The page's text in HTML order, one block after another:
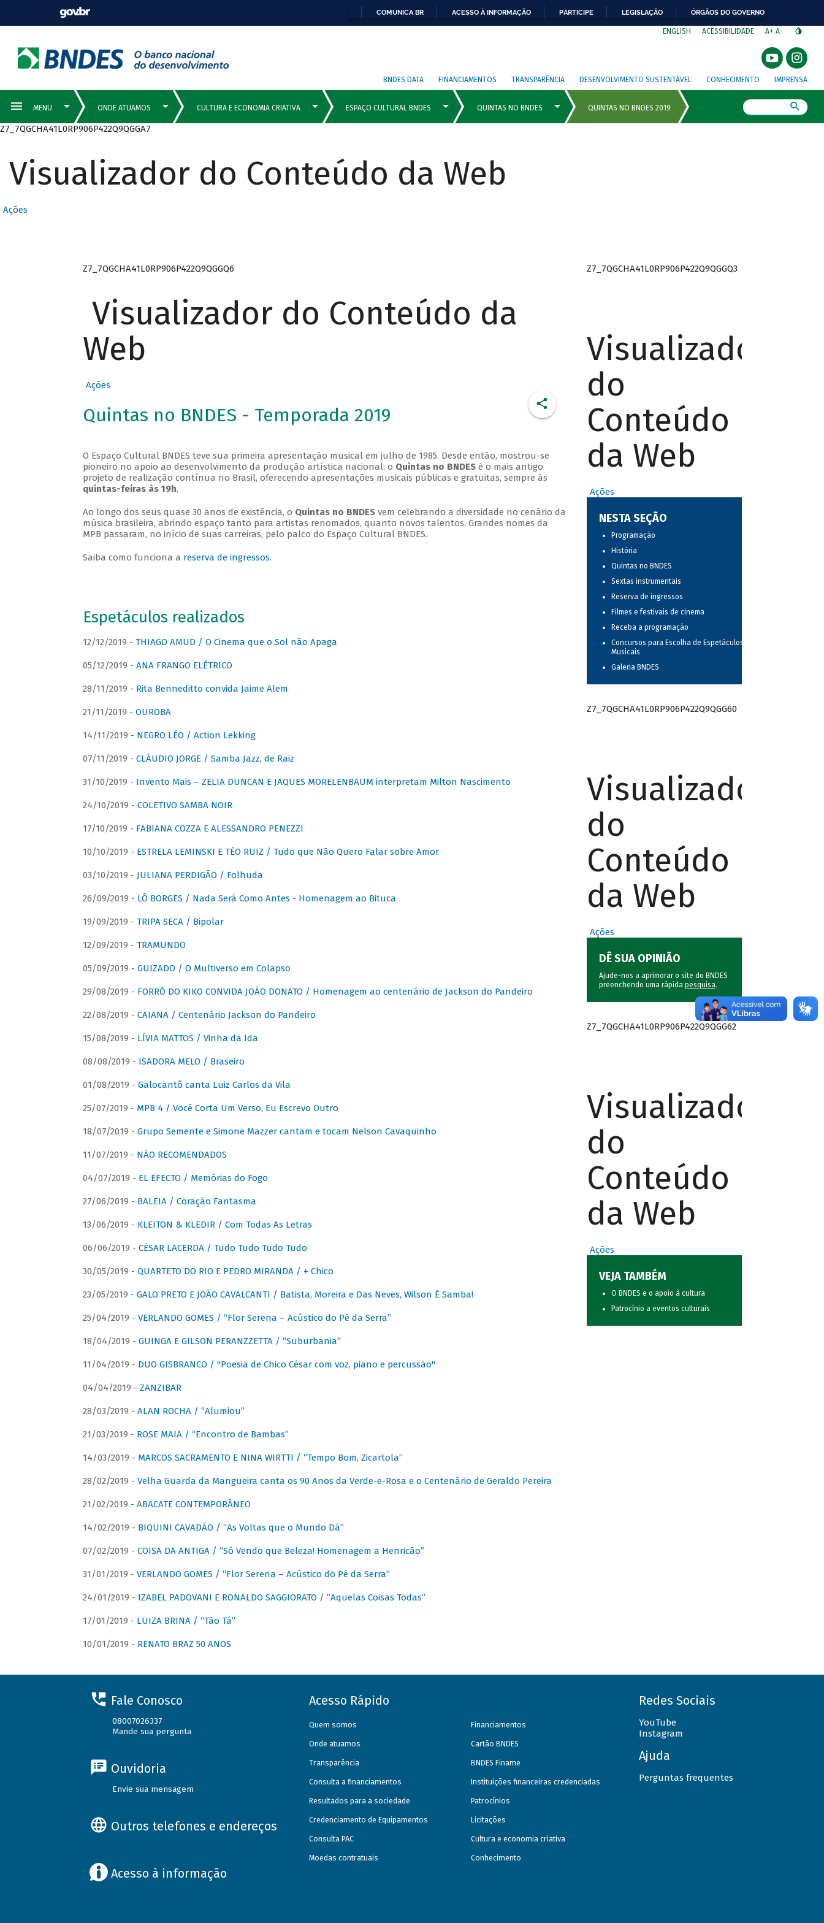
COMUNICA BR ACESSO À INFORMAÇÃO PARTICIPE LEGISLAÇÃO ÓRGÃOS DO GOVERNO
ENGLISH ACESSIBILIDADE A+ A-
BNDES DATA FINANCIAMENTOS TRANSPARÊNCIA DESENVOLVIMENTO SUSTENTÁVEL CONHECIMENTO IMPRENSA
Z7_7QGCHA41L0RP906P422Q9QGGA7
Visualizador do Conteúdo da Web
Ações
Z7_7QGCHA41L0RP906P422Q9QGGQ6
Visualizador do Conteúdo da
Web
Ações
Quintas no BNDES - Temporada 2019
O Espaço Cultural BNDES teve sua primeira apresentação musical em julho de 1985. Desde então, mostrou-se
pioneiro no apoio ao desenvolvimento da produção artística nacional: o Quintas no BNDESé o mais antigo
projeto de realização contínua no Brasil, oferecendo apresentações musicais públicas e gratuitas, sempre às
quintas-feiras às 19h.
Ao longo dos seus quase 30 anos de existência, o Quintas no BNDESvem celebrando a diversidade no cenário da
música brasileira, abrindo espaço tanto para artistas renomados, quanto novos talentos. Grandes nomes da
MPB passaram, no início de suas carreiras, pelo palco do Espaço Cultural BNDES.
Saiba como funciona a reserva de ingressos.
Espetáculos realizados
12/12/2019 - THIAGO AMUD / O Cinema que o Sol não Apaga
05/12/2019 - ANA FRANGO ELÉTRICO
28/11/2019 - Rita Benneditto convida Jaime Alem
21/11/2019 - OUROBA
14/11/2019 - NEGRO LÉO / Action Lekking
07/11/2019 - CLÁUDIO JORGE / Samba Jazz, de Raiz
31/10/2019 - Invento Mais – ZELIA DUNCAN E JAQUES MORELENBAUM interpretam Milton Nascimento
24/10/2019 - COLETIVO SAMBA NOIR
17/10/2019 - FABIANA COZZA E ALESSANDRO PENEZZI
10/10/2019 - ESTRELA LEMINSKI E TÉO RUIZ / Tudo que Não Quero Falar sobre Amor
03/10/2019 - JULIANA PERDIGÃO / Folhuda
26/09/2019 - LÔ BORGES / Nada Será Como Antes - Homenagem ao Bituca
19/09/2019 - TRIPA SECA / Bipolar
12/09/2019 - TRAMUNDO
05/09/2019 - GUIZADO / O Multiverso em Colapso
29/08/2019 - FORRÓ DO KIKO CONVIDA JOÃO DONATO / Homenagem ao centenário de Jackson do Pandeiro
22/08/2019 - CAIANA / Centenário Jackson do Pandeiro
15/08/2019 - LÍVIA MATTOS / Vinha da Ida
08/08/2019 - ISADORA MELO / Braseiro
01/08/2019 - Galocantô canta Luiz Carlos da Vila
25/07/2019 - MPB 4 / Você Corta Um Verso, Eu Escrevo Outro
18/07/2019 - Grupo Semente e Simone Mazzer cantam e tocam Nelson Cavaquinho
11/07/2019 - NÃO RECOMENDADOS
04/07/2019 - EL EFECTO / Memórias do Fogo
27/06/2019 - BALEIA / Coração Fantasma
13/06/2019 - KLEITON & KLEDIR / Com Todas As Letras
06/06/2019 - CÉSAR LACERDA / Tudo Tudo Tudo Tudo
30/05/2019 - QUARTETO DO RIO E PEDRO MIRANDA / + Chico
23/05/2019 - GALO PRETO E JOÃO CAVALCANTI / Batista, Moreira e Das Neves, Wilson É Samba!
25/04/2019 - VERLANDO GOMES / “Flor Serena – Acústico do Pé da Serra”
18/04/2019 - GUINGA E GILSON PERANZZETTA / “Suburbania”
11/04/2019 - DUO GISBRANCO / "Poesia de Chico César com voz, piano e percussão"
04/04/2019 - ZANZIBAR
28/03/2019 - ALAN ROCHA / “Alumiou”
21/03/2019 - ROSE MAIA / “Encontro de Bambas”
14/03/2019 - MARCOS SACRAMENTO E NINA WIRTTI / “Tempo Bom, Zicartola”
28/02/2019 - Velha Guarda da Mangueira canta os 90 Anos da Verde-e-Rosa e o Centenário de Geraldo Pereira
21/02/2019 - ABACATE CONTEMPORÂNEO
14/02/2019 - BIQUINI CAVADÃO / “As Voltas que o Mundo Dá”
07/02/2019 - COISA DA ANTIGA / “Só Vendo que Beleza! Homenagem a Henricão”
31/01/2019 - VERLANDO GOMES / “Flor Serena – Acústico do Pé da Serra”
24/01/2019 - IZABEL PADOVANI E RONALDO SAGGIORATO / “Aquelas Coisas Todas”
17/01/2019 - LUIZA BRINA / “Tão Tá”
10/01/2019 - RENATO BRAZ 50 ANOS
Z7_7QGCHA41L0RP906P422Q9QGGQ3
Visualizador
do
Conteúdo
da Web
Ações
NESTA SEÇÃO
Programação
História
Quintas no BNDES
Sextas instrumentais
Reserva de ingressos
Filmes e festivais de cinema
Receba a programação
Concursos para Escolha de Espetáculos
Musicais
Galeria BNDES
Z7_7QGCHA41L0RP906P422Q9QGG60
Visualizador
do
Conteúdo
da Web
Ações
DÊ SUA OPINIÃO
Ajude-nos a aprimorar o site do BNDES
preenchendo uma rápida pesquisa.
Z7_7QGCHA41L0RP906P422Q9QGG62
Visualizador
do
Conteúdo
da Web
Ações
VEJA TAMBÉM
O BNDES e o apoio à cultura
Patrocínio a eventos culturais
Fale Conosco
08007026337
Mande sua pergunta
Ouvidoria
Envie sua mensagem
Outros telefones e endereços
Acesso à informação
Acesso Rápido
Quem somos
Onde atuamos
Transparência
Consulta a financiamentos
Resultados para a sociedade
Credenciamento de Equipamentos
Consulta PAC
Moedas contratuais
Financiamentos
Cartão BNDES
BNDES Finame
Instituições financeiras credenciadas
Patrocínios
Licitações
Cultura e economia criativa
Conhecimento
Redes Sociais
YouTube
Instagram
Ajuda
Perguntas frequentes